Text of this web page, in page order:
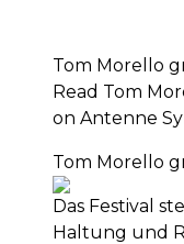
Tom Morello
Read Tom
on Antenne
Tom Morello
Das Festival
Haltung und